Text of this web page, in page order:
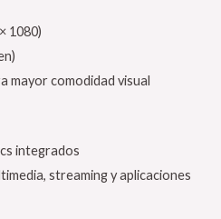
1080)
mayor comodidad visual
integrados
streaming y aplicaciones